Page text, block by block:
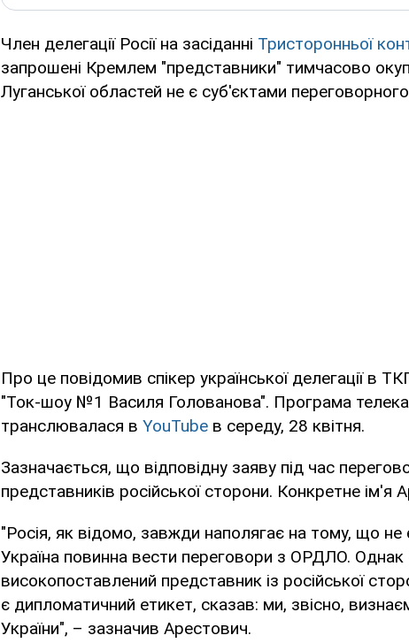
Член делегації Росії на засіданні Тристоронньої
запрошені Кремлем "представники" тимчасово
Луганської областей не є суб'єктами
Про це повідомив спікер української делегації в
"Ток-шоу №1 Василя Голованова". Програма
транслювалася в YouTube в середу, 28 квітня.
Зазначається, що відповідну заяву під час
представників російської сторони. Конкретне ім'я
"Росія, як відомо, завжди наполягає на тому, що
Україна повинна вести переговори з ОРДЛО. Однак
високопоставлений представник із російської
є дипломатичний етикет, сказав: ми, звісно,
України", – зазначив Арестович.